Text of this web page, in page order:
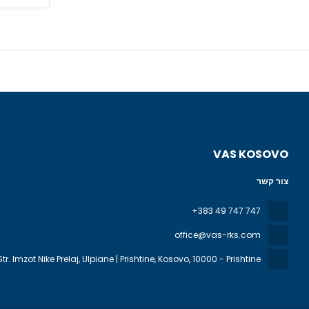
VAS KOSOVO
צור קשר
+383 49 747 747
office@vas-rks.com
Imzot Nike Prelaj, Ulpiane | Prishtine, Kosovo, 10000 - Prishtine